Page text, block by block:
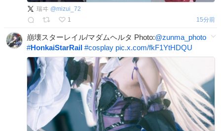
瑞ヰ @mizui_72
1
15分前
崩壊スターレイル/マダムヘルタ Photo:@zunma_photo
#HonkaiStarRail #cosplay pic.x.com/fkF1YtHDQU